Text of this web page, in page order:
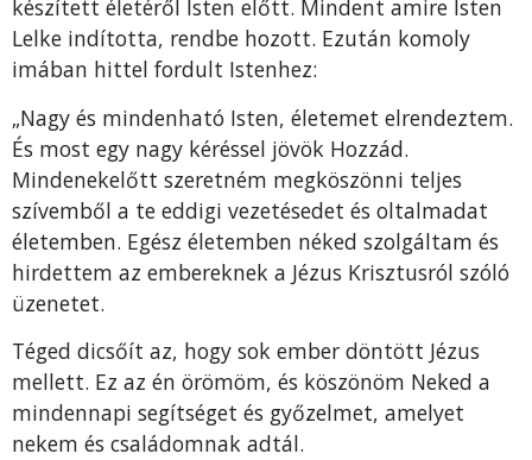
készített életéről Isten előtt. Min­dent amire Isten
Lelke indította, rendbe hozott. Ezután komoly
imában hittel fordult Istenhez:
„Nagy és mindenható Isten, életemet elrendeztem.
És most egy nagy kéréssel jövök Hozzád.
Mindenekelőtt szeret­ném megköszönni teljes
szívemből a te eddigi vezetésedet és oltalmadat
életemben. Egész életemben néked szolgáltam és
hirdettem az embereknek a Jézus Krisztusról szóló
üzenetet.
Téged dicsőít az, hogy sok ember döntött Jézus
mellett. Ez az én örömöm, és köszönöm Neked a
mindennapi segítséget és győzelmet, amelyet
nekem és családomnak adtál.